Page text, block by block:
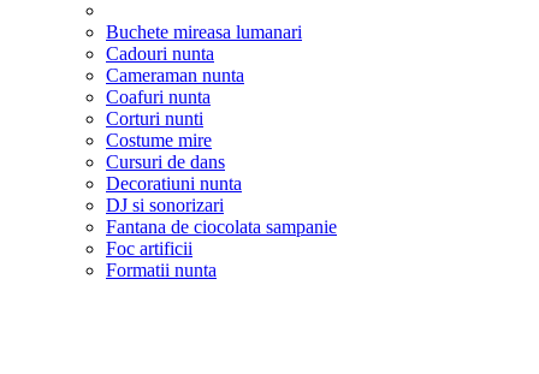
Buchete mireasa lumanari
Cadouri nunta
Cameraman nunta
Coafuri nunta
Corturi nunti
Costume mire
Cursuri de dans
Decoratiuni nunta
DJ si sonorizari
Fantana de ciocolata sampanie
Foc artificii
Formatii nunta